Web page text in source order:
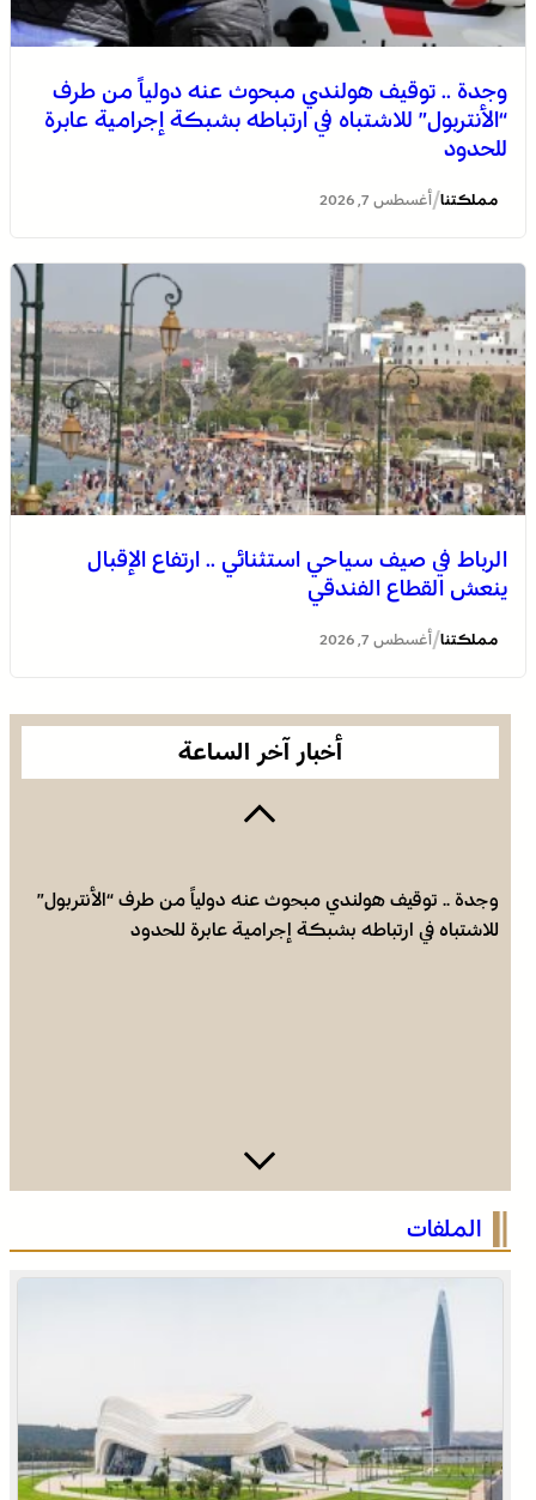
وجدة .. توقيف هولندي مبحوث عنه دولياً من طرف
“الأنتربول” للاشتباه في ارتباطه بشبكة إجرامية عابرة
للحدود
مملكتنا/ أغسطس 7, 2026
الرباط في صيف سياحي استثنائي .. ارتفاع الإقبال
ينعش القطاع الفندقي
مملكتنا/ أغسطس 7, 2026
أخبار آخر الساعة
التفاصيل الكاملة لاقتحام ولي العهد مياه سبتة المحتلة على
لسان الهدهد !
العثور على جثة مقطعة الأطراف داخل عشة بمنطقة منابع
وجدة .. توقيف هولندي مبحوث عنه دولياً من طرف “الأنتربول”
للاشتباه في ارتباطه بشبكة إجرامية عابرة للحدود
الرباط في صيف سياحي استثنائي .. ارتفاع الإقبال ينعش القطاع
الفندقي
الملفات